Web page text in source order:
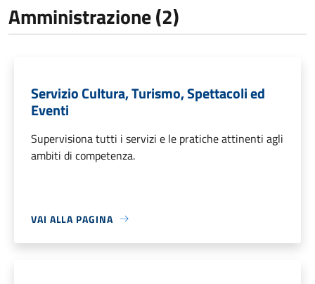
Amministrazione (2)
Servizio Cultura, Turismo, Spettacoli ed
Eventi
Supervisiona tutti i servizi e le pratiche attinenti agli
ambiti di competenza.
VAI ALLA PAGINA